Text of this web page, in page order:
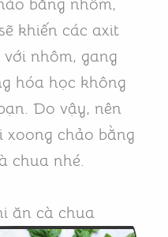
bằng nhôm,
khiến các axit
nhôm, gang
hóa học không
Do vậy, nên
xoong chảo bằng
chua nhé.
ăn cà chua